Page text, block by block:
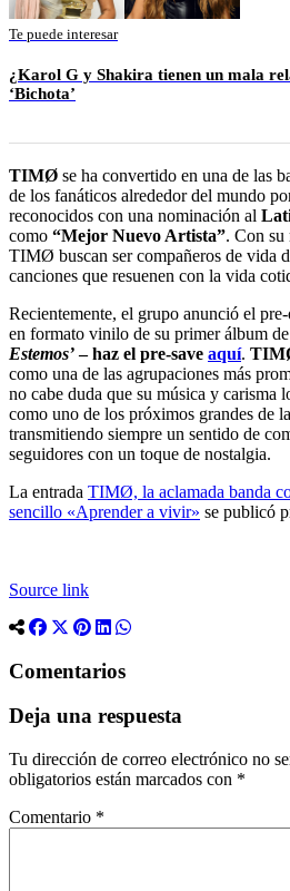
Te puede interesar
¿Karol G y Shakira tienen un mala
‘Bichota’
TIMØ se ha convertido en una de las
de los fanáticos alrededor del mundo
reconocidos con una nominación al
como “Mejor Nuevo Artista”. Con su
TIMØ buscan ser compañeros de vida
canciones que resuenen con la vida
Recientemente, el grupo anunció el
en formato vinilo de su primer álbum
Estemos’ – haz el pre-save aquí.
como una de las agrupaciones más
no cabe duda que su música y carisma
como uno de los próximos grandes de
transmitiendo siempre un sentido de
seguidores con un toque de nostalgia.
La entrada TIMØ, la aclamada banda
sencillo «Aprender a vivir» se publicó
Source link
Comentarios
Deja una respuesta
Tu dirección de correo electrónico no
obligatorios están marcados con *
Comentario *